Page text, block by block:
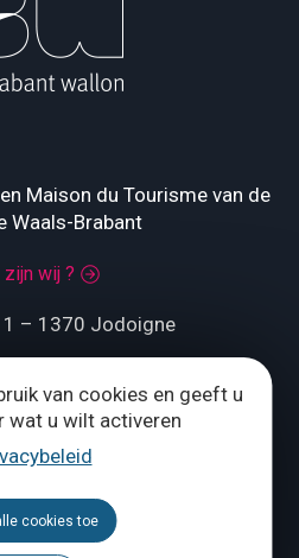
van cookies en geeft u
wat u wilt activeren
cookies toe
Maison du Tourisme van de
Waals-Brabant
zijn wij ?
1 – 1370 Jodoigne